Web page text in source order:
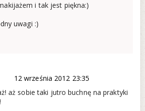
i tak jest piękna:)
uwagi :)
12 września 2012 23:35
aż sobie taki jutro buchnę na praktyki